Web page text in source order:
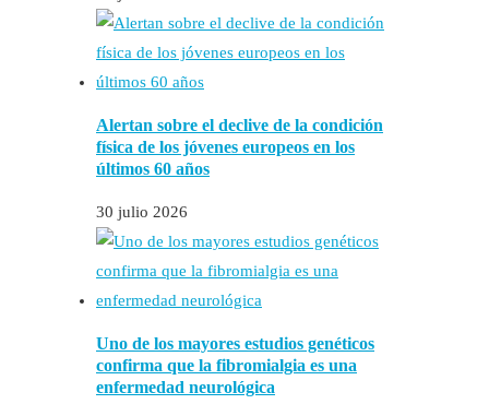
Alertan sobre el declive de la condición
física de los jóvenes europeos en los
últimos 60 años
30 julio 2026
Uno de los mayores estudios genéticos
confirma que la fibromialgia es una
enfermedad neurológica